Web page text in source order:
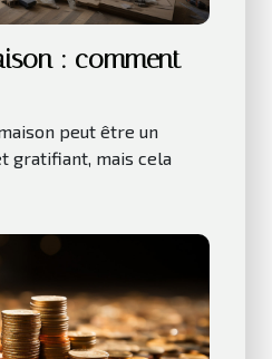
: comment
peut être un
gratifiant, mais cela